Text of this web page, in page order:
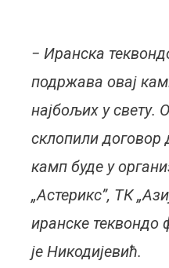
− Иранска
подржава овај
најбољих у свету.
склопили договор
камп буде у
„Астерикс”, ТК
иранске теквондо
је Никодијевић.